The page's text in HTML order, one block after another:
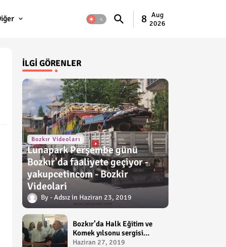
8 Aug
2026
İLGI GÖRENLER
Bozkır Videoları
Lunapark Perşembe günü
Bozkır'da faaliyete geçiyor -
yakupcetincom - Bozkir
Videolari
Adsız Haziran 23, 2019
Bozkır’da Halk Eğitim ve
Komek yılsonu sergisi
gerçekleştirildi-
Haziran 27, 2019